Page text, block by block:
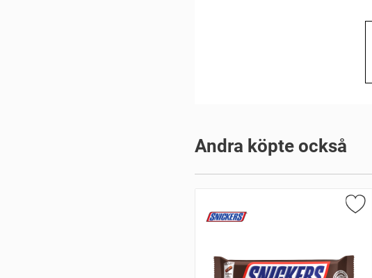
Andra köpte också